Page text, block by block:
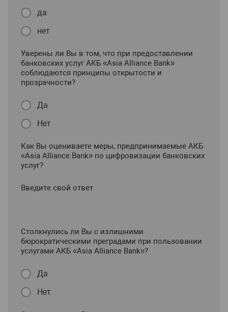
да
нет
Уверены ли Вы в том, что при предоставлении
банковских услуг АКБ «Asia Alliance Bank»
соблюдаются принципы открытости и
прозрачности?
Да
Нет
Как Вы оцениваете меры, предпринимаемые АКБ
«Asia Alliance Bank» по цифровизации банковских
услуг?
Введите свой ответ
Столкнулись ли Вы с излишними
бюрократическими преградами при пользовании
услугами АКБ «Asia Alliance Bank»?
Да
Нет